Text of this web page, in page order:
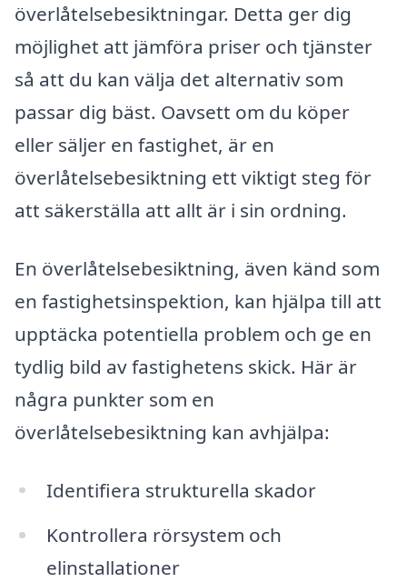
överlåtelsebesiktningar. Detta ger dig
möjlighet att jämföra priser och tjänster
så att du kan välja det alternativ som
passar dig bäst. Oavsett om du köper
eller säljer en fastighet, är en
överlåtelsebesiktning ett viktigt steg för
att säkerställa att allt är i sin ordning.
En överlåtelsebesiktning, även känd som
en fastighetsinspektion, kan hjälpa till att
upptäcka potentiella problem och ge en
tydlig bild av fastighetens skick. Här är
några punkter som en
överlåtelsebesiktning kan avhjälpa:
Identifiera strukturella skador
Kontrollera rörsystem och
elinstallationer